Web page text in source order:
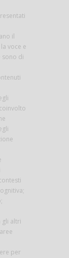
il
voce e
sono di
gli altri
per